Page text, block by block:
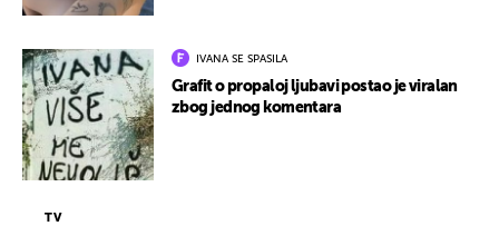
IVANA SE SPASILA
Grafit o propaloj ljubavi postao je viralan
zbog jednog komentara
TV